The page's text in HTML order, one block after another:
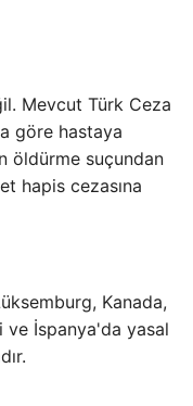
Mevcut Türk Ceza
göre hastaya
öldürme suçundan
hapis cezasına
Kanada,
ve İspanya'da yasal